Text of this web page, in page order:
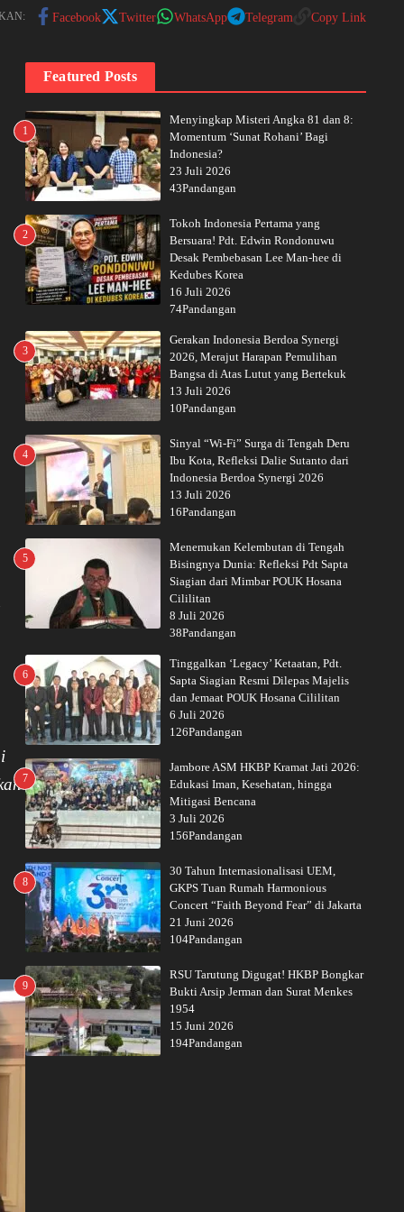
Facebook Twitter WhatsApp Telegram Copy Link
Featured Posts
1
Menyingkap Misteri Angka 81 dan 8:
Momentum ‘Sunat Rohani’ Bagi
Indonesia?
23 Juli 2026
43Pandangan
2
Tokoh Indonesia Pertama yang
Bersuara! Pdt. Edwin Rondonuwu
Desak Pembebasan Lee Man-hee di
Kedubes Korea
16 Juli 2026
74Pandangan
3
Gerakan Indonesia Berdoa Synergi
2026, Merajut Harapan Pemulihan
Bangsa di Atas Lutut yang Bertekuk
13 Juli 2026
10Pandangan
4
Sinyal “Wi-Fi” Surga di Tengah Deru
Ibu Kota, Refleksi Dalie Sutanto dari
Indonesia Berdoa Synergi 2026
13 Juli 2026
16Pandangan
5
Menemukan Kelembutan di Tengah
Bisingnya Dunia: Refleksi Pdt Sapta
Siagian dari Mimbar POUK Hosana
Cililitan
8 Juli 2026
38Pandangan
6
Tinggalkan ‘Legacy’ Ketaatan, Pdt.
Sapta Siagian Resmi Dilepas Majelis
dan Jemaat POUK Hosana Cililitan
6 Juli 2026
126Pandangan
7
Jambore ASM HKBP Kramat Jati 2026:
Edukasi Iman, Kesehatan, hingga
Mitigasi Bencana
3 Juli 2026
156Pandangan
8
30 Tahun Internasionalisasi UEM,
GKPS Tuan Rumah Harmonious
Concert “Faith Beyond Fear” di Jakarta
21 Juni 2026
104Pandangan
9
RSU Tarutung Digugat! HKBP Bongkar
Bukti Arsip Jerman dan Surat Menkes
1954
15 Juni 2026
194Pandangan